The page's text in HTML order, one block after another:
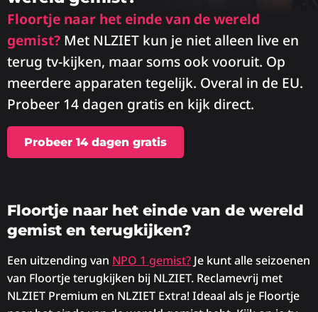
Floortje naar het einde van de wereld
gemist? Met NLZIET kun je niet alleen live en
terug tv-kijken, maar soms ook vooruit. Op
meerdere apparaten tegelijk. Overal in de EU.
Probeer 14 dagen gratis en kijk direct.
Probeer 14 dagen gratis
Floortje naar het einde van de wereld
gemist en terugkijken?
Een uitzending van NPO 1 gemist? Je kunt alle seizoenen
van Floortje terugkijken bij NLZIET. Reclamevrij met
NLZIET Premium en NLZIET Extra! Ideaal als je Floortje